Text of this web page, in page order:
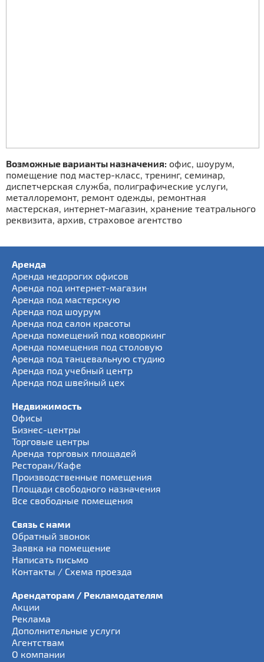
Возможные варианты назначения: офис, шоурум,
помещение под мастер-класс, тренинг, семинар,
диспетчерская служба, полиграфические услуги,
металлоремонт, ремонт одежды, ремонтная
мастерская, интернет-магазин, хранение театрального
реквизита, архив, страховое агентство
Аренда
Аренда недорогих офисов
Аренда под интернет-магазин
Аренда под мастерскую
Аренда под шоурум
Аренда под салон красоты
Аренда помещений под коворкинг
Аренда помещения под столовую
Аренда под танцевальную студию
Аренда под учебный центр
Аренда под швейный цех
Недвижимость
Офисы
Бизнес-центры
Торговые центры
Аренда торговых площадей
Ресторан/Кафе
Производственные помещения
Площади свободного назначения
Все свободные помещения
Связь с нами
Обратный звонок
Заявка на помещение
Написать письмо
Контакты / Схема проезда
Арендаторам / Рекламодателям
Акции
Реклама
Дополнительные услуги
Агентствам
О компании